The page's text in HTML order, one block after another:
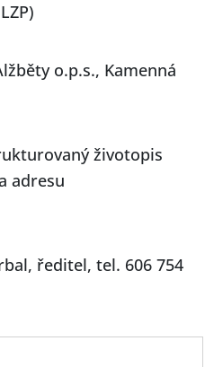
o.p.s., Kamenná
životopis
adresu
ředitel, tel. 606 754